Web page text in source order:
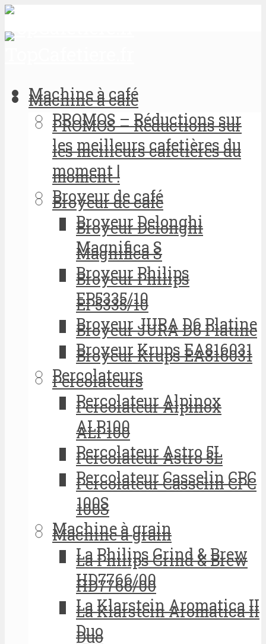
Machine à café
PROMOS – Réductions sur
les meilleurs cafetières du
moment !
Broyeur de café
Broyeur Delonghi
Magnifica S
Broyeur Philips
EP5335/10
Broyeur JURA D6 Platine
Broyeur Krups EA816031
Percolateurs
Percolateur Alpinox
ALP100
Percolateur Astro 5L
Percolateur Casselin CPC
100S
Machine à grain
La Philips Grind & Brew
HD7766/00
La Klarstein Aromatica II
Duo
Machine à café
PROMOS – Réductions sur
les meilleurs cafetières du
moment !
Broyeur de café
Broyeur Delonghi
Magnifica S
Broyeur Philips
EP5335/10
Broyeur JURA D6 Platine
Broyeur Krups EA816031
Percolateurs
Percolateur Alpinox
ALP100
Percolateur Astro 5L
Percolateur Casselin CPC
100S
Machine à grain
La Philips Grind & Brew
HD7766/00
La Klarstein Aromatica II
Duo